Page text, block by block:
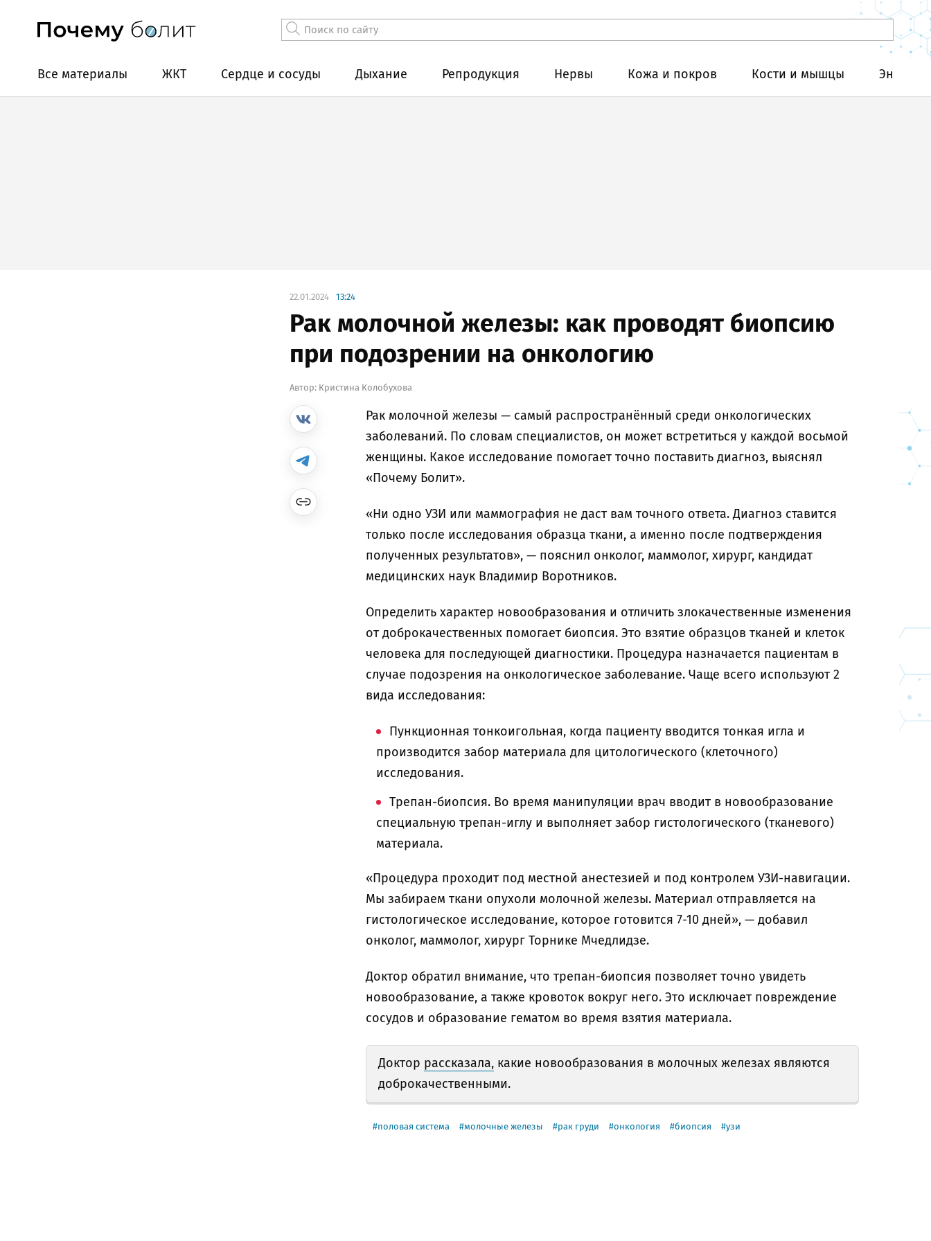
Все материалы ЖКТ Сердце и сосуды Дыхание Репродукция Нервы Кожа и покров Кости и мышцы
22.01.2024 13:24
Рак молочной железы: как проводят биопсию
при подозрении на онкологию
Автор: Кристина Колобухова
Рак молочной железы — самый распространённый среди онкологических
заболеваний. По словам специалистов, он может встретиться у каждой восьмой
женщины. Какое исследование помогает точно поставить диагноз, выяснял
«Почему Болит».
«Ни одно УЗИ или маммография не даст вам точного ответа. Диагноз ставится
только после исследования образца ткани, а именно после подтверждения
полученных результатов», — пояснил онколог, маммолог, хирург, кандидат
медицинских наук Владимир Воротников.
Определить характер новообразования и отличить злокачественные изменения
от доброкачественных помогает биопсия. Это взятие образцов тканей и клеток
человека для последующей диагностики. Процедура назначается пациентам в
случае подозрения на онкологическое заболевание. Чаще всего используют 2
вида исследования:
Пункционная тонкоигольная, когда пациенту вводится тонкая игла и
производится забор материала для цитологического (клеточного)
исследования.
Трепан-биопсия. Во время манипуляции врач вводит в новообразование
специальную трепан-иглу и выполняет забор гистологического (тканевого)
материала.
«Процедура проходит под местной анестезией и под контролем УЗИ-навигации.
Мы забираем ткани опухоли молочной железы. Материал отправляется на
гистологическое исследование, которое готовится 7-10 дней», — добавил
онколог, маммолог, хирург Торнике Мчедлидзе.
Доктор обратил внимание, что трепан-биопсия позволяет точно увидеть
новообразование, а также кровоток вокруг него. Это исключает повреждение
сосудов и образование гематом во время взятия материала.
Доктор рассказала, какие новообразования в молочных железах являются
доброкачественными.
половая система молочные железы рак груди онкология биопсия узи